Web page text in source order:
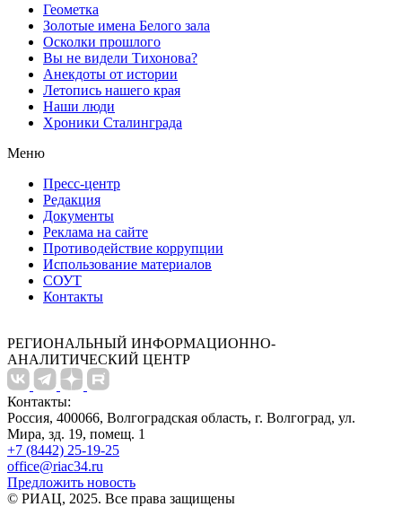
Геометка
Золотые имена Белого зала
Осколки прошлого
Вы не видели Тихонова?
Анекдоты от истории
Летопись нашего края
Наши люди
Хроники Сталинграда
Меню
Пресс-центр
Редакция
Документы
Реклама на сайте
Противодействие коррупции
Использование материалов
СОУТ
Контакты
РЕГИОНАЛЬНЫЙ ИНФОРМАЦИОННО-
АНАЛИТИЧЕСКИЙ ЦЕНТР
Контакты:
Россия, 400066, Волгоградская область, г. Волгоград, ул.
Мира, зд. 19, помещ. 1
+7 (8442) 25-19-25
office@riac34.ru
Предложить новость
© РИАЦ, 2025. Все права защищены